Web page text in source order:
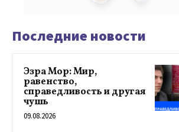
Последние новости
Эзра Мор: Мир,
равенство,
справедливость и другая
чушь
09.08.2026